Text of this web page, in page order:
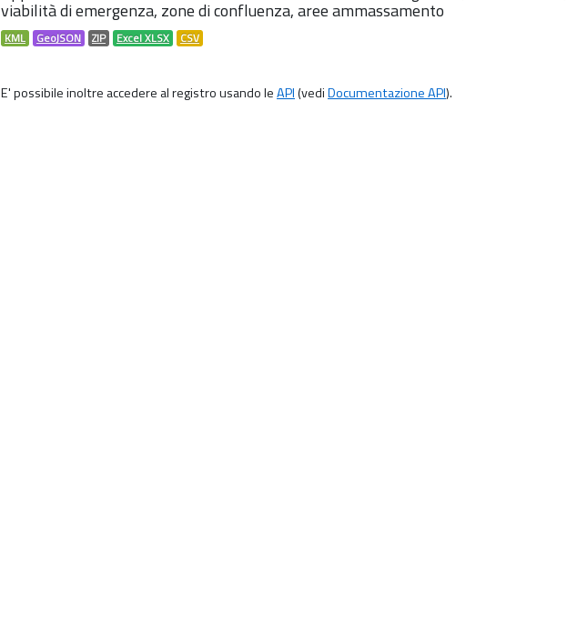
viabilità di emergenza, zone di confluenza, aree ammassamento
KML GeoJSON ZIP Excel XLSX CSV
E' possibile inoltre accedere al registro usando leAPI(vediDocumentazione API).